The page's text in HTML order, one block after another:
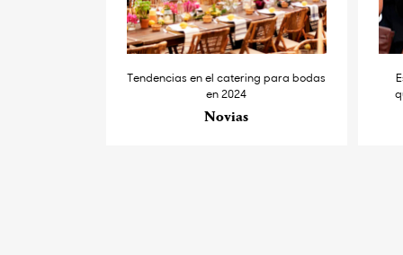
Tendencias en el catering para bodas
en 2024
Novias